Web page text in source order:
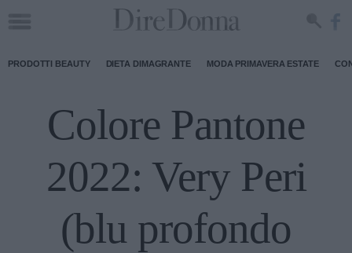
PRODOTTI BEAUTY DIETA DIMAGRANTE MODA PRIMAVERA ESTATE
Colore Pantone
2022: Very Peri
(blu profondo